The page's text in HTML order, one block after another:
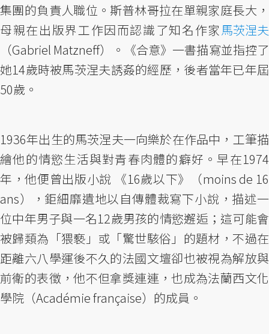
集團的負責人職位。斯普林哥拉在單親家庭長大，
母親在出版界工作因而認識了知名作家 馬茨涅夫
（Gabriel Matzneff）。《合意》一書描寫並指控了
她14歲時被馬茨涅夫誘姦的經歷，後者當年已年屆
50歲。
1936年出生的馬茨涅夫一向樂於在作品中，工筆描
繪他的情慾生活與對青春肉體的癖好。早在1974
年，他便曾出版小說 《16歲以下》（moins de 16
ans），鉅細靡遺地以自傳體裁寫下小說，描述一
位中年男子與一名12歲男孩的情慾邂逅；這可能會
被歸類為「猥褻」或「驚世駭俗」的題材，不過在
距離六八學運後不久的法國文壇卻也被視為解放與
前衛的表徵，他不但拿獎連連，也成為法蘭西文化
學院（Académie française）的成員。